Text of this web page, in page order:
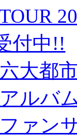
付中!!
六大都
アルバ
ファン